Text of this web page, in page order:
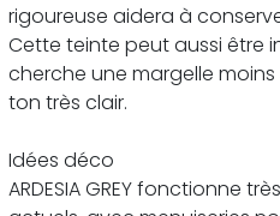
rigoureuse aidera à
Cette teinte peut aussi être
cherche une margelle
ton très clair.
Idées déco
ARDESIA GREY fonctionne